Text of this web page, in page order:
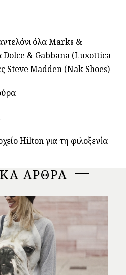
όλα Marks &
Dolce & Gabbana (Luxottica
Steve Madden (Nak Shoes)
Hilton για τη φιλοξενία
ΑΡΘΡΑ